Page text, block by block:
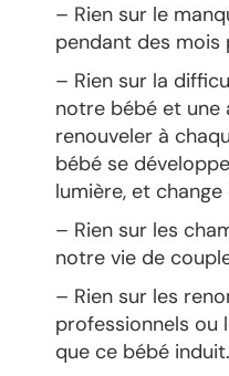
– Rien sur le
pendant des mois
– Rien sur la
notre bébé et une
renouveler à
bébé se
lumière, et
– Rien sur les
notre vie de
– Rien sur les
professionnels ou
que ce bébé induit.